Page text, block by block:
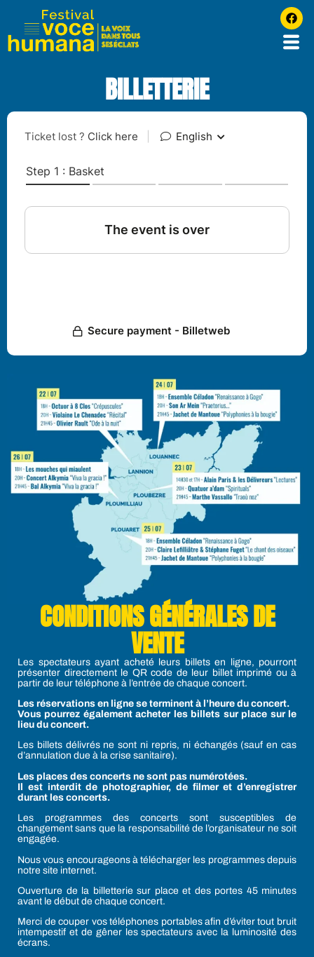
BILLETTERIE
CONDITIONS GÉNÉRALES DE
VENTE
Les spectateurs ayant acheté leurs billets en ligne, pourront
présenter directement le QR code de leur billet imprimé ou à
partir de leur téléphone à l’entrée de chaque concert.
Les réservations en ligne se terminent à l’heure du concert.
Vous pourrez également acheter les billets sur place sur le
lieu du concert.
Les billets délivrés ne sont ni repris, ni échangés (sauf en cas
d’annulation due à la crise sanitaire).
Les places des concerts ne sont pas numérotées.
Il est interdit de photographier, de filmer et d’enregistrer
durant les concerts.
Les programmes des concerts sont susceptibles de
changement sans que la responsabilité de l’organisateur ne soit
engagée.
Nous vous encourageons à télécharger les programmes depuis
notre site internet.
Ouverture de la billetterie sur place et des portes 45 minutes
avant le début de chaque concert.
Merci de couper vos téléphones portables afin d’éviter tout bruit
intempestif et de gêner les spectateurs avec la luminosité des
écrans.